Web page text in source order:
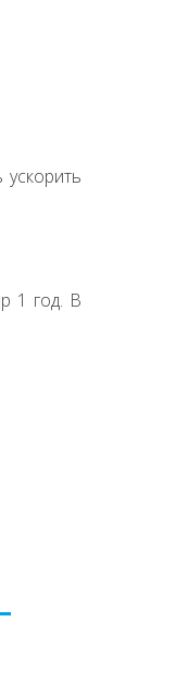
1 год. В